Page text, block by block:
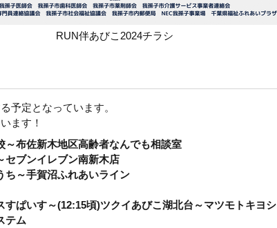
RUN伴あびこ2024チラシ
予定となっています。
ます！
布佐新木地区高齢者なんでも相談室
ブンイレブン南新木店
～手賀沼ふれあいライン
ぱいす～(12:15頃)ツクイあびこ湖北台～マツモトキヨシ
テム